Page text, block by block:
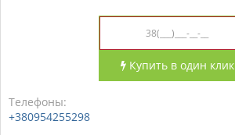
Купить в один клик
Телефоны:
+380954255298